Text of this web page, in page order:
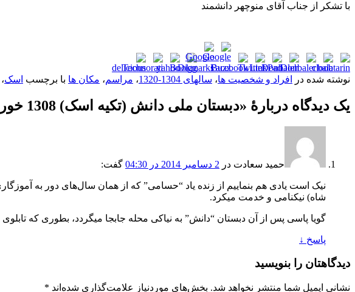
با تشکر از جناب آقای منوچهر دانشمند
نوشته شده در افراد و شخصیت ها، سالهای 1304-1320 ، مراسم، مکان ها با برچسب اسک،
یک دیدگاه دربارهٔ «دبستان ملی دانش (تکیه اسک) 1308 خورشیدی
حمید سعادت در 2 دسامبر 2014 در 04:30 گفت:
شاه) نیکنامی و خدمت میکرد.
گویا پاسی پس از آن دبستان “دانش” به نیاکی محله جابجا میگردد، بطوری که تابلوی قدیمی‌ با تیتر “دبستان
پاسخ ↓
دیدگاهتان را بنویسید
نشانی ایمیل شما منتشر نخواهد شد. بخش‌های موردنیاز علامت‌گذاری شده‌اند *